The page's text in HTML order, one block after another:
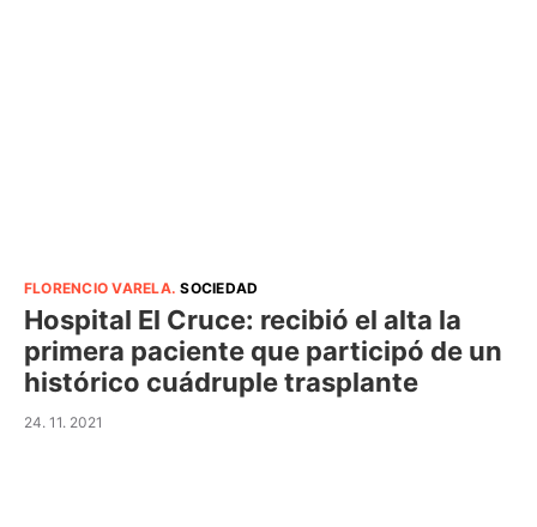
FLORENCIO VARELA.SOCIEDAD
Hospital El Cruce: recibió el alta la
primera paciente que participó de un
histórico cuádruple trasplante
24. 11. 2021